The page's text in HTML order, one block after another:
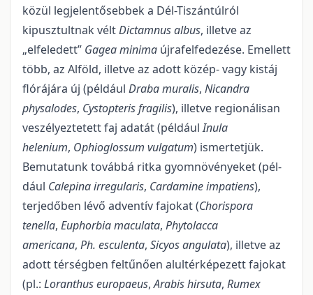
közül legjelentő­sebbek a Dél-Tiszántúlról
kipusztultnak véltDictamnus albus, illetve az
„elfeledett” Gagea minima újra­felfedezése. Emellett
több, az Alföld, illetve az adott közép- vagy kistáj
flórájára új (pél­dául Draba muralis, Nicandra
physalodes, Cystopteris fragilis), illetve regionálisan
veszélyez­tetett faj adatát (példáulInula
helenium, Ophioglossum vulgatum) ismertetjük.
Bemutatunk továbbá ritka gyomnövényeket (pél­
dául Calepina irregularis, Cardamine impatiens),
terjedő­ben lévő adventív fajokat (Chorispora
tenella, Euphorbia maculata, Phytolacca
americana, Ph. esculenta, Sicyos angulata), illetve az
adott térségben feltűnően alultérképezett fajokat
(pl.: Loranthus europaeus,Arabis hirsuta, Rumex